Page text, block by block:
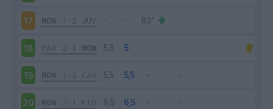
17 MON 1-2 JUV
18 PAR 2-1 MON
19 MON 1-2 CAG
20 MON 2-1 FIO